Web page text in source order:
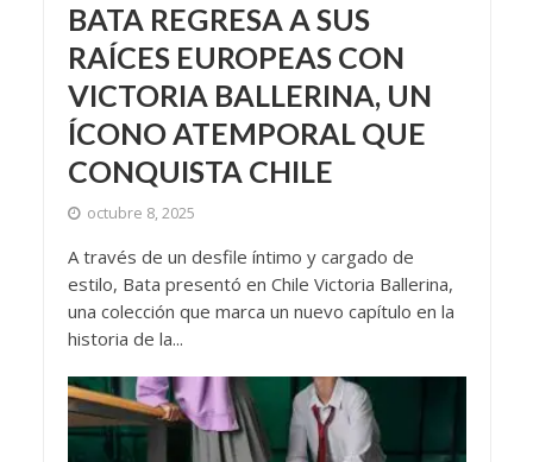
BATA REGRESA A SUS
RAÍCES EUROPEAS CON
VICTORIA BALLERINA, UN
ÍCONO ATEMPORAL QUE
CONQUISTA CHILE
octubre 8, 2025
A través de un desfile íntimo y cargado de
estilo, Bata presentó en Chile Victoria Ballerina,
una colección que marca un nuevo capítulo en la
historia de la...